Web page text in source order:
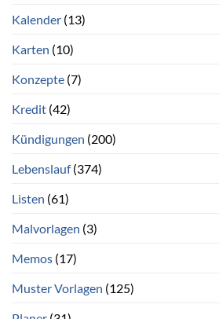
Kalender (13)
Karten (10)
Konzepte (7)
Kredit (42)
Kündigungen (200)
Lebenslauf(374)
Listen (61)
Malvorlagen (3)
Memos (17)
Muster Vorlagen (125)